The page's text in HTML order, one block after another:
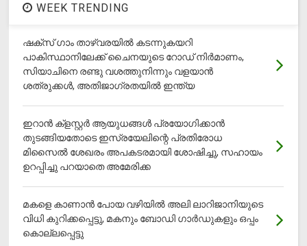
WEEK TRENDING
ഷക്സ് ​ഗാം താഴ്‌വരയിൽ കടന്നുകയറി
പാകിസ്ഥാനിലേക്ക് ചൈനയുടെ റോഡ് നിർമാണം,
സിയാചിനെ രണ്ടു വശത്തുനിന്നും വളയാൻ
ശത്രുക്കൾ, അതിജാ​ഗ്രതയിൽ ഇന്ത്യ
ഇറാന്‍ ക്‌ളസ്റ്റര്‍ ആയുധങ്ങള്‍ പ്രയോഗിക്കാന്‍
തുടങ്ങിയതോടെ ഇസ്രയേലിന്റെ പ്രതിരോധ
മിസൈല്‍ ശേഖരം അപകടരമായി ശോഷിച്ചു, സഹായം
ഉറപ്പിച്ചു പറയാതെ അമേരിക്ക
മകളെ കാണാന്‍ പോയ വഴിയില്‍ അലി ലാറിജാനിയുടെ
വിധി കുറിക്കപ്പെട്ടു, മകനും ബോഡി ഗാര്‍ഡുകളും ഒപ്പം
കൊല്ലപ്പെട്ടു